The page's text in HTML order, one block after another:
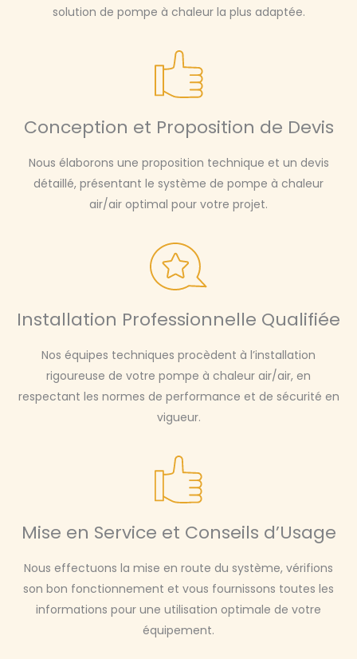
solution de pompe à chaleur la plus adaptée.
Conception et Proposition de Devis
Nous élaborons une proposition technique et un devis
détaillé, présentant le système de pompe à chaleur
air/air optimal pour votre projet.
Installation Professionnelle Qualifiée
Nos équipes techniques procèdent à l’installation
rigoureuse de votre pompe à chaleur air/air, en
respectant les normes de performance et de sécurité en
vigueur.
Mise en Service et Conseils d’Usage
Nous effectuons la mise en route du système, vérifions
son bon fonctionnement et vous fournissons toutes les
informations pour une utilisation optimale de votre
équipement.